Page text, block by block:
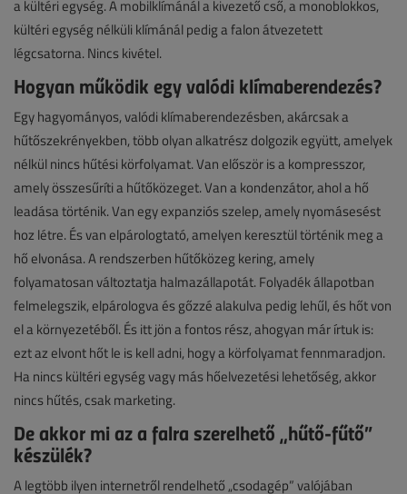
a kültéri egység. A mobilklímánál a kivezető cső, a monoblokkos,
kültéri egység nélküli klímánál pedig a falon átvezetett
légcsatorna. Nincs kivétel.
Hogyan működik egy valódi klímaberendezés?
Egy hagyományos, valódi klímaberendezésben, akárcsak a
hűtőszekrényekben, több olyan alkatrész dolgozik együtt, amelyek
nélkül nincs hűtési körfolyamat. Van először is a kompresszor,
amely összesűríti a hűtőközeget. Van a kondenzátor, ahol a hő
leadása történik. Van egy expanziós szelep, amely nyomásesést
hoz létre. És van elpárologtató, amelyen keresztül történik meg a
hő elvonása. A rendszerben hűtőközeg kering, amely
folyamatosan változtatja halmazállapotát. Folyadék állapotban
felmelegszik, elpárologva és gőzzé alakulva pedig lehűl, és hőt von
el a környezetéből. És itt jön a fontos rész, ahogyan már írtuk is:
ezt az elvont hőt le is kell adni, hogy a körfolyamat fennmaradjon.
Ha nincs kültéri egység vagy más hőelvezetési lehetőség, akkor
nincs hűtés, csak marketing.
De akkor mi az a falra szerelhető „hűtő-fűtő”
készülék?
A legtöbb ilyen internetről rendelhető „csodagép” valójában